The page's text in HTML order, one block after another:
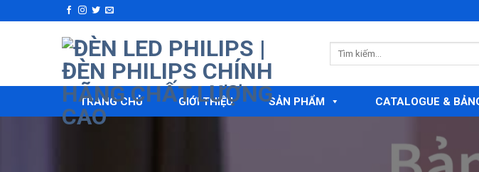
to
TRANG CHỦ GIỚI THIỆU SẢN PHẨM CATALOGUE &